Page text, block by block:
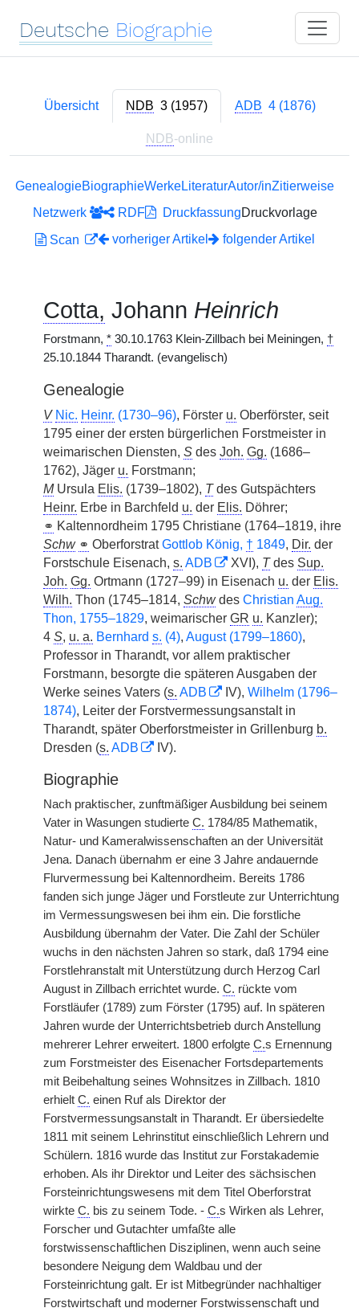
Deutsche Biographie
Übersicht NDB 3 (1957) ADB 4 (1876)
NDB-online
GenealogieBiographieWerkeLiteraturAutor/inZitierweise
Netzwerk
RDF DruckfassungDruckvorlage
Scan
vorheriger Artikel folgender Artikel
Cotta, Johann Heinrich
Forstmann, * 30.10.1763 Klein-Zillbach bei Meiningen, †
25.10.1844 Tharandt. (evangelisch)
Genealogie
V Nic. Heinr. (1730–96), Förster u. Oberförster, seit
1795 einer der ersten bürgerlichen Forstmeister in
weimarischen Diensten, S des Joh. Gg. (1686–
1762), Jäger u. Forstmann;
MUrsula Elis. (1739–1802), Tdes Gutspächters
Heinr. Erbe in Barchfeld u. der Elis. Döhrer;
⚭ Kaltennordheim 1795 Christiane (1764–1819, ihre
Schw ⚭ OberforstratGottlob König, † 1849, Dir. der
Forstschule Eisenach, s. ADB XVI), Tdes Sup.
Joh. Gg. Ortmann (1727–99) in Eisenach u. der Elis.
Wilh. Thon (1745–1814, Schwdes Christian Aug.
Thon, 1755–1829, weimarischer GR u. Kanzler);
4 S, u. a. Bernhard s. (4), August (1799–1860),
Professor in Tharandt, vor allem praktischer
Forstmann, besorgte die späteren Ausgaben der
Werke seines Vaters (s. ADB IV), Wilhelm (1796–
1874), Leiter der Forstvermessungsanstalt in
Tharandt, später Oberforstmeister in Grillenburg b.
Dresden (s. ADB IV).
Biographie
Nach praktischer, zunftmäßiger Ausbildung bei seinem
Vater in Wasungen studierte C. 1784/85 Mathematik,
Natur- und Kameralwissenschaften an der Universität
Jena. Danach übernahm er eine 3 Jahre andauernde
Flurvermessung bei Kaltennordheim. Bereits 1786
fanden sich junge Jäger und Forstleute zur Unterrichtung
im Vermessungswesen bei ihm ein. Die forstliche
Ausbildung übernahm der Vater. Die Zahl der Schüler
wuchs in den nächsten Jahren so stark, daß 1794 eine
Forstlehranstalt mit Unterstützung durch Herzog Carl
August in Zillbach errichtet wurde. C. rückte vom
Forstläufer (1789) zum Förster (1795) auf. In späteren
Jahren wurde der Unterrichtsbetrieb durch Anstellung
mehrerer Lehrer erweitert. 1800 erfolgte C.s Ernennung
zum Forstmeister des Eisenacher Fortsdepartements
mit Beibehaltung seines Wohnsitzes in Zillbach. 1810
erhielt C. einen Ruf als Direktor der
Forstvermessungsanstalt in Tharandt. Er übersiedelte
1811 mit seinem Lehrinstitut einschließlich Lehrern und
Schülern. 1816 wurde das Institut zur Forstakademie
erhoben. Als ihr Direktor und Leiter des sächsischen
Forsteinrichtungswesens mit dem Titel Oberforstrat
wirkte C. bis zu seinem Tode. - C.s Wirken als Lehrer,
Forscher und Gutachter umfaßte alle
forstwissenschaftlichen Disziplinen, wenn auch seine
besondere Neigung dem Waldbau und der
Forsteinrichtung galt. Er ist Mitbegründer nachhaltiger
Forstwirtschaft und moderner Forstwissenschaft und